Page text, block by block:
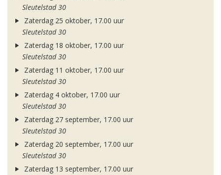
Sleutelstad 30
Zaterdag 25 oktober, 17.00 uur
Sleutelstad 30
Zaterdag 18 oktober, 17.00 uur
Sleutelstad 30
Zaterdag 11 oktober, 17.00 uur
Sleutelstad 30
Zaterdag 4 oktober, 17.00 uur
Sleutelstad 30
Zaterdag 27 september, 17.00 uur
Sleutelstad 30
Zaterdag 20 september, 17.00 uur
Sleutelstad 30
Zaterdag 13 september, 17.00 uur